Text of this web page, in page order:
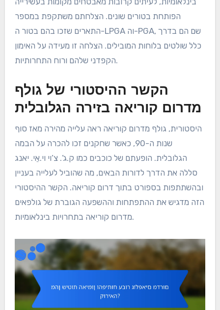
הפותחת בטורים שונים. הצלחתם משתקפת במספר
התארים שזכו בהם בטור ה-LPGA וה-PGA, שם הם בדרך
כלל שולטים בלוחות המובילים. הצלחה זו מעידה על האימון
הקפדני שלהם ורוח התחרותיות.
הקשר ההיסטורי של גולף
מדרום קוריאה בזירה הגלובלית
היסטורית, גולף מדרום קוריאה ראה עלייה מהירה מאז סוף
שנות ה-90, כאשר שחקנים זכו להכרה על הבמה
הגלובלית. הופעתם של כוכבים כמו ק.ג’. צ’וי וי.אֵי. יאנג
סללה את הדרך לדורות הבאים, מה שהוביל לעלייה בעניין
ובהשתתפות בספורט בתוך דרום קוריאה. הקשר ההיסטורי
הזה מדגיש את ההתפתחות וההשפעה הגוברת של גולפאים
מדרום קוריאה בתחרויות בינלאומיות.